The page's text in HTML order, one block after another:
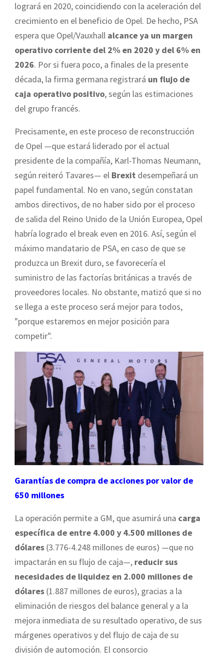
logrará en 2020, coincidiendo con la aceleración del
crecimiento en el beneficio de Opel. De hecho, PSA
espera que Opel/Vauxhall alcance ya un margen
operativo corriente del 2% en 2020 y del 6% en
2026. Por si fuera poco, a finales de la presente
década, la firma germana registrará un flujo de
caja operativo positivo, según las estimaciones
del grupo francés.
Precisamente, en este proceso de reconstrucción
de Opel —que estará liderado por el actual
presidente de la compañía, Karl-Thomas Neumann,
según reiteró Tavares— el Brexit desempeñará un
papel fundamental. No en vano, según constatan
ambos directivos, de no haber sido por el proceso
de salida del Reino Unido de la Unión Europea, Opel
habría logrado el break even en 2016. Así, según el
máximo mandatario de PSA, en caso de que se
produzca un Brexit duro, se favorecería el
suministro de las factorías británicas a través de
proveedores locales. No obstante, matizó que si no
se llega a este proceso será mejor para todos,
"porque estaremos en mejor posición para
competir".
Garantías de compra de acciones por valor de
650 millones
La operación permite a GM, que asumirá una carga
específica de entre 4.000 y 4.500 millones de
dólares (3.776-4.248 millones de euros) —que no
impactarán en su flujo de caja—, reducir sus
necesidades de liquidez en 2.000 millones de
dólares (1.887 millones de euros), gracias a la
eliminación de riesgos del balance general y a la
mejora inmediata de su resultado operativo, de sus
márgenes operativos y del flujo de caja de su
división de automoción. El consorcio